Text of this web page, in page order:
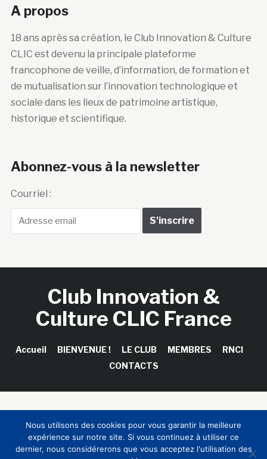
A propos
18 ans après sa création, le Club Innovation & Culture
CLIC est devenu la principale plateforme
francophone de veille, d’information, de formation et
de mutualisation sur l’innovation technologique et
sociale dans les lieux de patrimoine artistique,
historique et scientifique.
Abonnez-vous à la newsletter
Courriel :
Club Innovation &
Culture CLIC France
Accueil BIENVENUE ! LE CLUB MEMBRES
RNCI
CONTACTS
Sinapses Conseils
Nous utilisons des cookies pour vous garantir la meilleure
expérience sur notre site. Si vous continuez à utiliser ce
dernier, nous considérerons que vous acceptez l'utilisation des